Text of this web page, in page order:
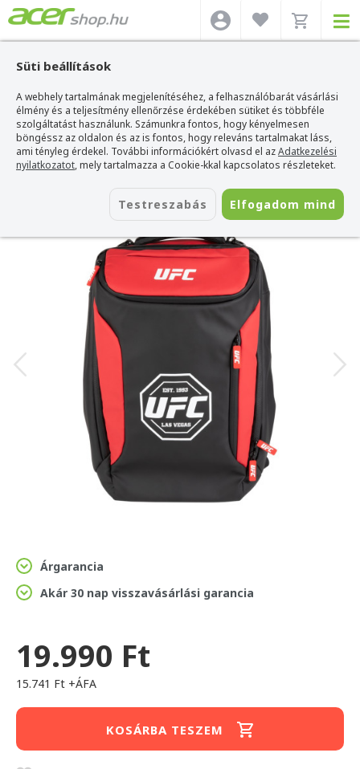
Süti beállítások
A webhely tartalmának megjelenítéséhez, a felhasználóbarát vásárlási
élmény és a teljesítmény ellenőrzése érdekében sütiket és többféle
szolgáltatást használunk. Számunkra fontos, hogy kényelmesen
böngéssz az oldalon és az is fontos, hogy releváns tartalmakat láss,
ami tényleg érdekel. További információkért olvasd el azAdatkezelési
nyilatkozatot, mely tartalmazza a Cookie-kkal kapcsolatos részleteket.
Testreszabás Elfogadom mind
Acer webshop>Kiegészítők>HDD / SSD külső/belső merevlemez>Konix
HDD / SSD külső/belső merevlemez >Konix - UFC Gaming Hátizsák 17", 27
Literes - Fekete-Piros
Konix - UFC Gaming Hátizsák 17", 27
Literes - Fekete-Piros
KX-UFC-BPK-17
Árgarancia
Akár 30 nap visszavásárlási garancia
19.990 Ft
15.741 Ft +ÁFA
KOSÁRBA TESZEM